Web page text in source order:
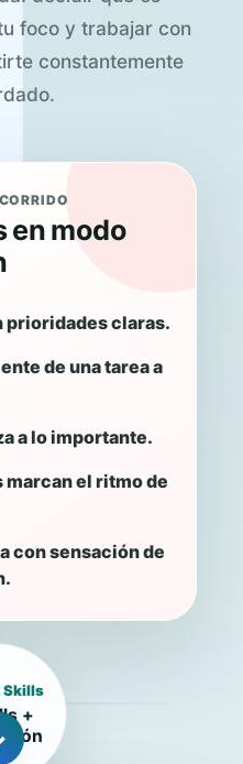
foco y trabajar con
constantemente
en modo
prioridades claras.
de una tarea a
a lo importante.
el ritmo de
con sensación de
Skills
+